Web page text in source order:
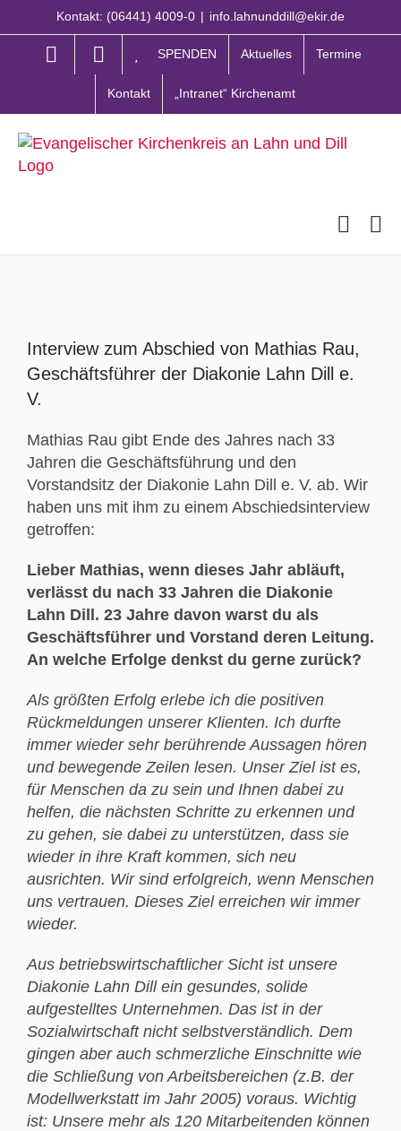
Inhalt
Kontakt: (06441) 4009-0 | info.lahnunddill@ekir.de
SPENDEN Aktuelles Termine
Kontakt „Intranet“ Kirchenamt
grösseres
Bild
Interview zum Abschied von Mathias Rau,
Geschäftsführer der Diakonie Lahn Dill e.
V.
Mathias Rau gibt Ende des Jahres nach 33
Jahren die Geschäftsführung und den
Vorstandsitz der Diakonie Lahn Dill e. V. ab. Wir
haben uns mit ihm zu einem Abschiedsinterview
getroffen:
Lieber Mathias, wenn dieses Jahr abläuft,
verlässt du nach 33 Jahren die Diakonie
Lahn Dill. 23 Jahre davon warst du als
Geschäftsführer und Vorstand deren Leitung.
An welche Erfolge denkst du gerne zurück?
Als größten Erfolg erlebe ich die positiven
Rückmeldungen unserer Klienten. Ich durfte
immer wieder sehr berührende Aussagen hören
und bewegende Zeilen lesen. Unser Ziel ist es,
für Menschen da zu sein und Ihnen dabei zu
helfen, die nächsten Schritte zu erkennen und
zu gehen, sie dabei zu unterstützen, dass sie
wieder in ihre Kraft kommen, sich neu
ausrichten. Wir sind erfolgreich, wenn Menschen
uns vertrauen. Dieses Ziel erreichen wir immer
wieder.
Aus betriebswirtschaftlicher Sicht ist unsere
Diakonie Lahn Dill ein gesundes, solide
aufgestelltes Unternehmen. Das ist in der
Sozialwirtschaft nicht selbstverständlich. Dem
gingen aber auch schmerzliche Einschnitte wie
die Schließung von Arbeitsbereichen (z.B. der
Modellwerkstatt im Jahr 2005) voraus. Wichtig
ist: Unsere mehr als 120 Mitarbeitenden können